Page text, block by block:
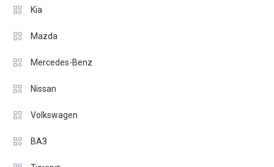
Kia
Mazda
Mercedes-Benz
Nissan
Volkswagen
ВАЗ